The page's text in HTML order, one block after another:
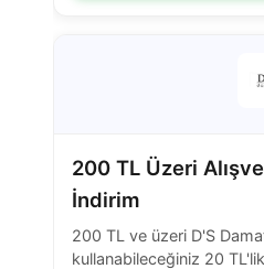
200 TL Üzeri
İndirim
200 TL ve üzeri D'S
kullanabileceğiniz 20